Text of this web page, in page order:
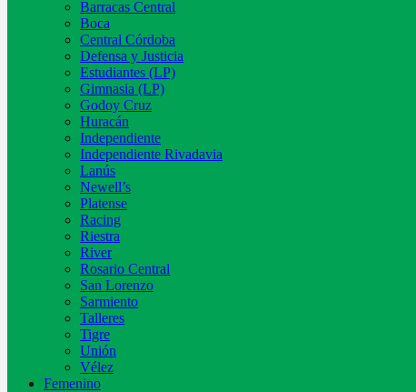
Barracas Central
Boca
Central Córdoba
Defensa y Justicia
Estudiantes (LP)
Gimnasia (LP)
Godoy Cruz
Huracán
Independiente
Independiente Rivadavia
Lanús
Newell’s
Platense
Racing
Riestra
River
Rosario Central
San Lorenzo
Sarmiento
Talleres
Tigre
Unión
Vélez
Femenino